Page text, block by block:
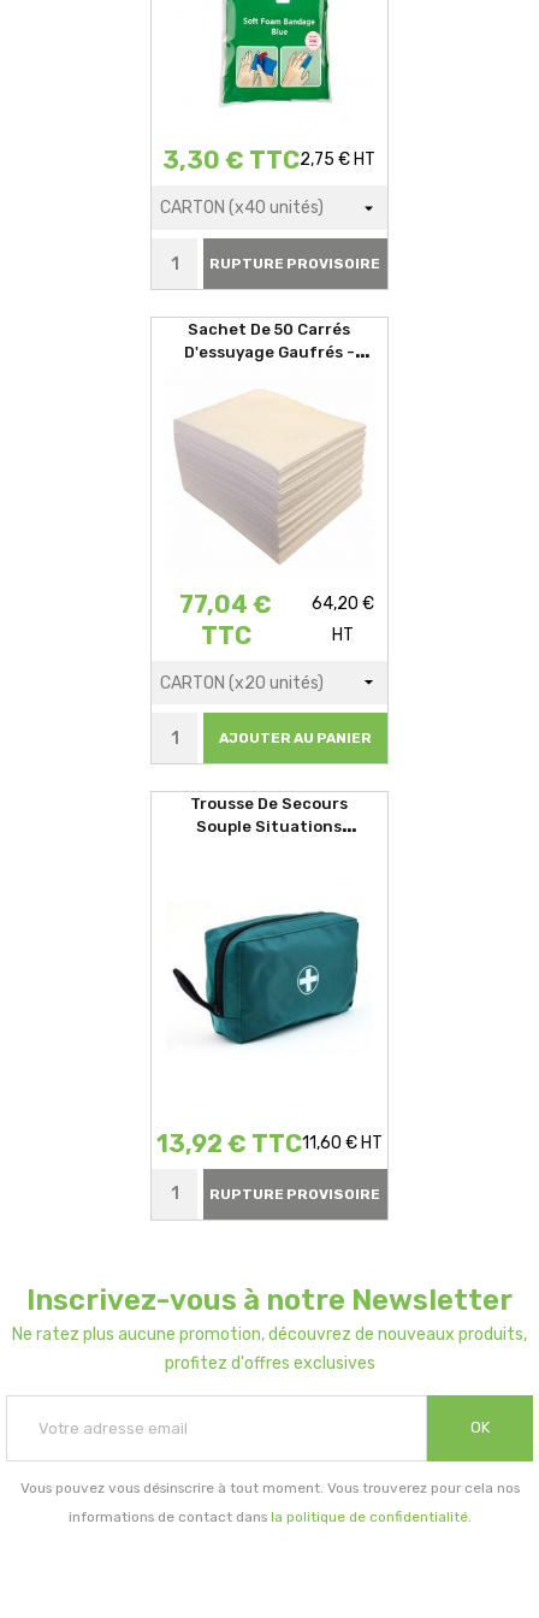
3,30 € TTC2,75 € HT
RUPTURE PROVISOIRE
Sachet De 50 Carrés
D'essuyage Gaufrés -
77,04 €
TTC
64,20 €
HT
AJOUTER AU PANIER
Trousse De Secours
Souple Situations
13,92 € TTC11,60 € HT
RUPTURE PROVISOIRE
Inscrivez-vous à notre Newsletter
Ne ratez plus aucune promotion, découvrez de nouveaux produits,
profitez d'offres exclusives
OK
Vous pouvez vous désinscrire à tout moment. Vous trouverez pour cela nos
informations de contact dans la politique de confidentialité.